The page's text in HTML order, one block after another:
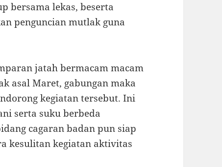
bersama lekas, beserta
penguncian mutlak guna
jatah bermacam macam
asal Maret, gabungan maka
kegiatan tersebut. Ini
serta suku berbeda
cagaran badan pun siap
kesulitan kegiatan aktivitas